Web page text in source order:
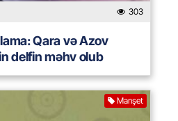
303
Qara və Azov
delfin məhv olub
Manşet